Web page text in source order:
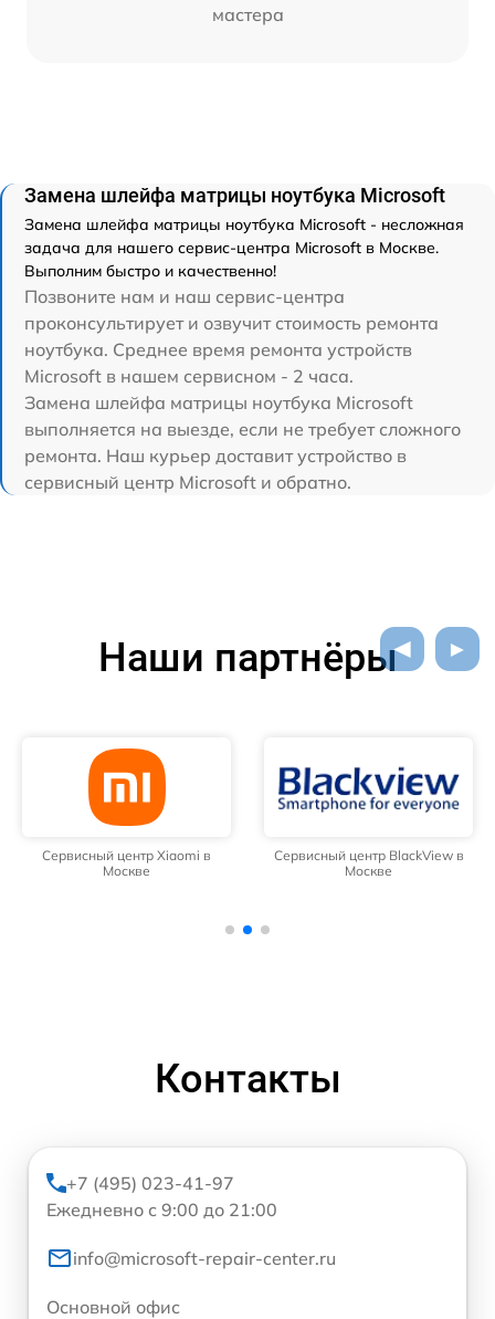
мастера
Замена шлейфа матрицы ноутбука Microsoft
Замена шлейфа матрицы ноутбука Microsoft - несложная
задача для нашего сервис-центра Microsoft в Москве.
Выполним быстро и качественно!
Позвоните нам и наш сервис-центра
проконсультирует и озвучит стоимость ремонта
ноутбука. Среднее время ремонта устройств
Microsoft в нашем сервисном - 2 часа.
Замена шлейфа матрицы ноутбука Microsoft
выполняется на выезде, если не требует сложного
ремонта. Наш курьер доставит устройство в
сервисный центр Microsoft и обратно.
Наши партнёры
Сервисный центр Xiaomi в
Москве
Сервисный центр BlackView в
Москве
Контакты
+7 (495) 023-41-97
Ежедневно с 9:00 до 21:00
info@microsoft-repair-center.ru
Основной офис